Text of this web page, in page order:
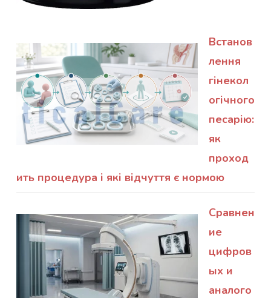
Встанов
лення
гінекол
огічного
песарію:
як
проход
ить процедура і які відчуття є нормою
Сравнен
ие
цифров
ых и
аналого